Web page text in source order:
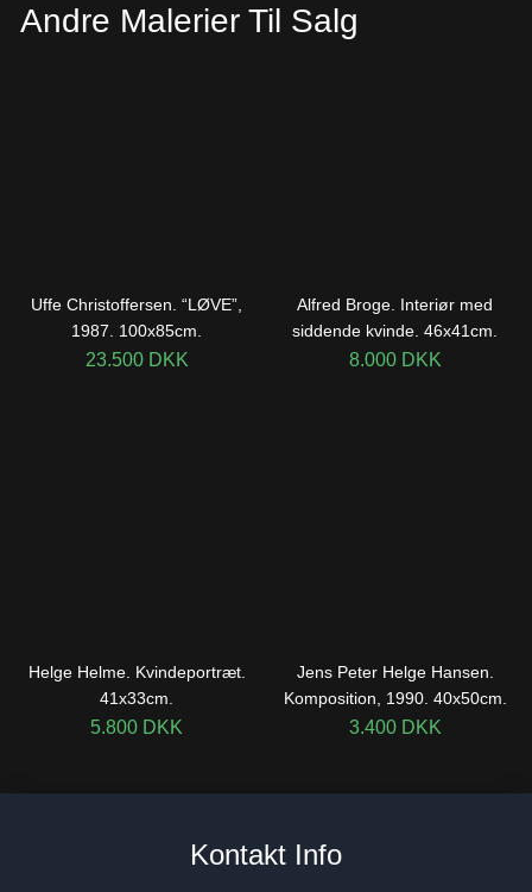
Andre Malerier Til Salg
Uffe Christoffersen. “LØVE”,
1987. 100x85cm.
23.500 DKK
Alfred Broge. Interiør med
siddende kvinde. 46x41cm.
8.000 DKK
Helge Helme. Kvindeportræt.
41x33cm.
5.800 DKK
Jens Peter Helge Hansen.
Komposition, 1990. 40x50cm.
3.400 DKK
Kontakt Info